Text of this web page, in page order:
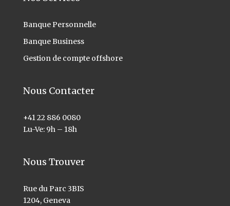
Banque Personnelle
Banque Business
Gestion de compte offshore
Nous Contacter
+41 22 886 0080
Lu-Ve: 9h – 18h
Nous Trouver
Rue du Parc 3BIS
1204, Geneva